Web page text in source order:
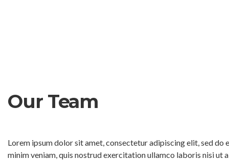
Our Team
Lorem ipsum dolor sit amet, consectetur adipiscing elit, sed
minim veniam, quis nostrud exercitation ullamco laboris nisi ut